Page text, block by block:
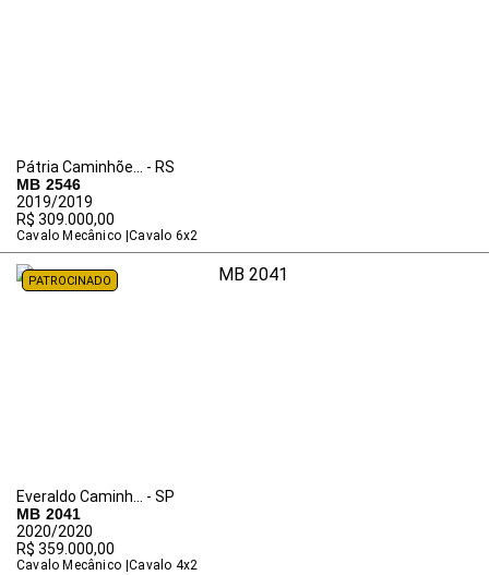
Pátria Caminhõe... - RS
MB 2546
2019/2019
R$ 309.000,00
Cavalo Mecânico Cavalo 6x2
PATROCINADO
Everaldo Caminh... - SP
MB 2041
2020/2020
R$ 359.000,00
Cavalo Mecânico Cavalo 4x2